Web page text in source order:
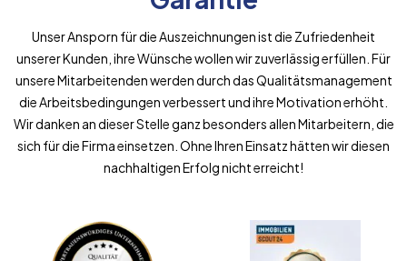
Unser Ansporn für die Auszeichnungen ist die Zufriedenheit
unserer Kunden, ihre Wünsche wollen wir zuverlässig erfüllen. Für
unsere Mitarbeitenden werden durch das Qualitätsmanagement
die Arbeitsbedingungen verbessert und ihre Motivation erhöht.
Wir danken an dieser Stelle ganz besonders allen Mitarbeitern, die
sich für die Firma einsetzen. Ohne Ihren Einsatz hätten wir diesen
nachhaltigen Erfolg nicht erreicht!